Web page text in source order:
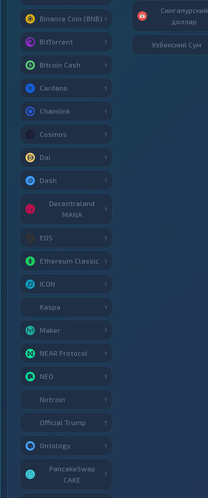
Binance Coin (BNB) 1
BitTorrent 1
Bitcoin Cash 1
Cardano 1
Chainlink 1
Cosmos 1
Dai 1
Dash 1
Decentraland
MANA
1
EOS 1
Ethereum Classic 1
ICON 1
Kaspa 1
Maker 1
NEAR Protocol 1
NEO 1
Notcoin 1
Official Trump 1
Ontology 1
PancakeSwap
CAKE
1
Сингапурский
доллар
Узбекский Сум